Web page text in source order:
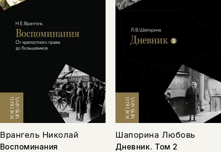
Врангель Николай
Воспоминания
Шапорина Любовь
Дневник. Том 2